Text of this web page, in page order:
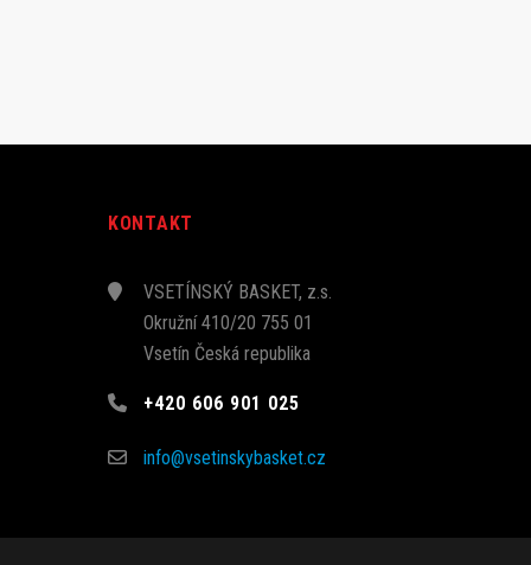
KONTAKT
VSETÍNSKÝ BASKET, z.s.
Okružní 410/20 755 01
Vsetín Česká republika
+420 606 901 025
info@vsetinskybasket.cz